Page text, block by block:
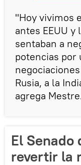
"Hoy vivimos
antes EEUU y
sentaban a
potencias por
Rusia, a la
agrega
El Senado
revertir la